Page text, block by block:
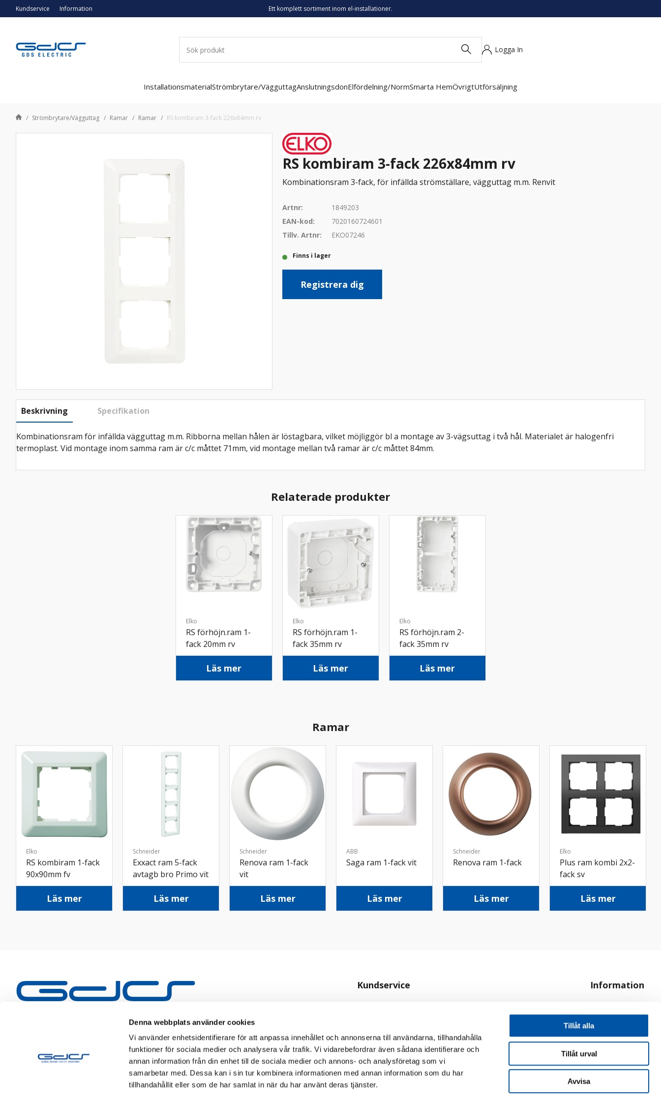
Denna webbplats använder cookies
Vi använder enhetsidentifierare för att anpassa innehållet och annonserna till användarna, tillhandahålla
funktioner för sociala medier och analysera vår trafik. Vi vidarebefordrar även sådana identifierare och
annan information från din enhet till de sociala medier och annons- och analysföretag som vi
samarbetar med. Dessa kan i sin tur kombinera informationen med annan information som du har
tillhandahållit eller som de har samlat in när du har använt deras tjänster.
Tillåt alla
Tillåt urval
Avvisa
Kundservice Information Ett komplett sortiment inom el-installationer.
Logga In
InstallationsmaterialStrömbrytare/VägguttagAnslutningsdonElfördelning/NormSmarta HemÖvrigtUtförsäljning
Strömbrytare/Vägguttag Ramar Ramar RS kombiram 3-fack 226x84mm rv
RS kombiram 3-fack 226x84mm rv
Kombinationsram 3-fack, för infällda strömställare, vägguttag m.m. Renvit
Artnr:
1849203
EAN-kod:
7020160724601
Tillv. Artnr:
EKO07246
Finns i lager
Registrera dig
Beskrivning Specifikation
Kombinationsram för infällda vägguttag m.m. Ribborna mellan hålen är löstagbara, vilket möjliggör bl a montage av 3-vägsuttag i två hål. Materialet är halogenfri
termoplast. Vid montage inom samma ram är c/c måttet 71mm, vid montage mellan två ramar är c/c måttet 84mm.
Relaterade produkter
Elko
RS förhöjn.ram 1-
fack 20mm rv
Läs mer
Elko
RS förhöjn.ram 1-
fack 35mm rv
Läs mer
Elko
RS förhöjn.ram 2-
fack 35mm rv
Läs mer
Ramar
Elko
RS kombiram 1-fack
90x90mm fv
Läs mer
Schneider
Exxact ram 5-fack
avtagb bro Primo vit
Läs mer
Schneider
Renova ram 1-fack
vit
Läs mer
ABB
Saga ram 1-fack vit
Läs mer
Schneider
Renova ram 1-fack
Läs mer
Elko
Plus ram kombi 2x2-
fack sv
Läs mer
Kundservice
Personuppgiftspolicy
Cookiepolicy
Information
Hur handlar jag?